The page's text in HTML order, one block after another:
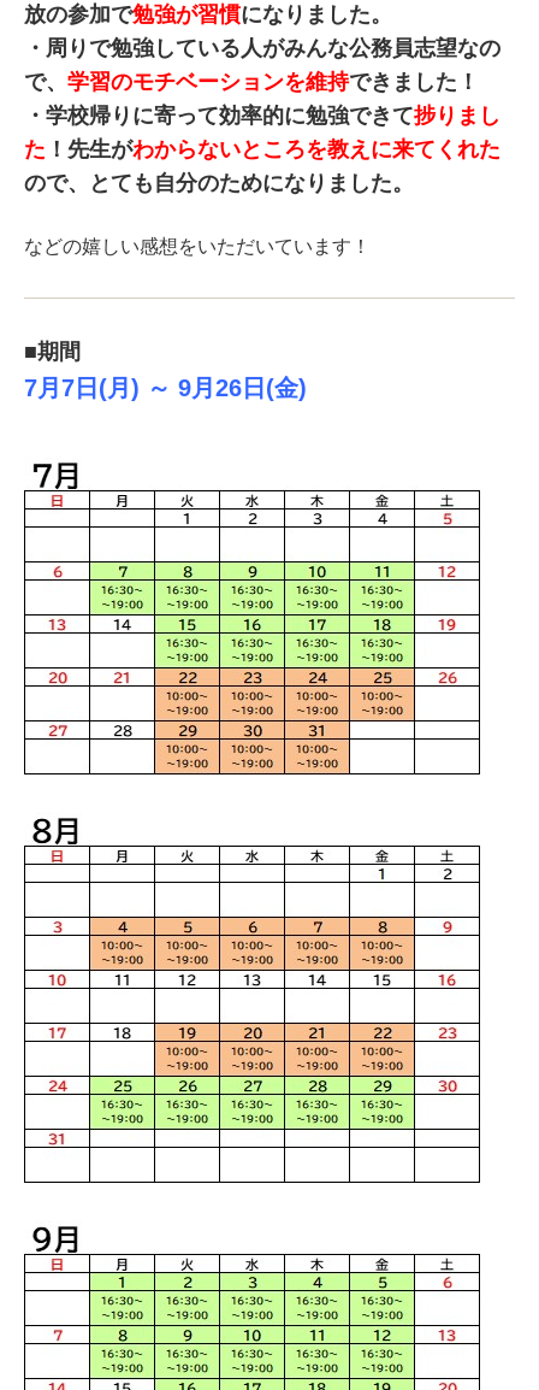
放の参加で勉強が習慣になりました。
・周りで勉強している人がみんな公務員志望なの
で、 学習のモチベーションを維持できました！
・学校帰りに寄って効率的に勉強できて捗りまし
た ！ 先生がわからないところを教えに来てくれた
ので、とても自分のためになりました。
などの嬉しい感想をいただいています！
■期間
7月7日(月) ～ 9月26日(金)